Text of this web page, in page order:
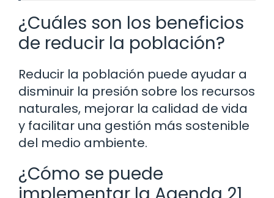
¿Cuáles son los beneficios
de reducir la población?
Reducir la población puede ayudar a
disminuir la presión sobre los recursos
naturales, mejorar la calidad de vida
y facilitar una gestión más sostenible
del medio ambiente.
¿Cómo se puede